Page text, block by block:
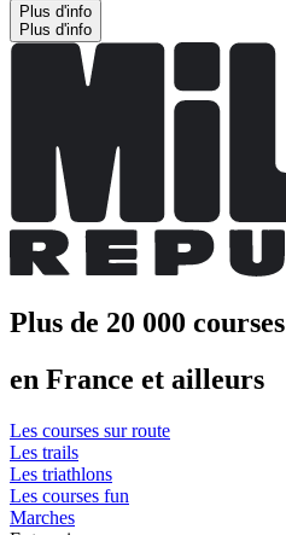
Plus d'info
Plus d'info
Plus de 20 000 courses
en France et ailleurs
Les courses sur route
Les trails
Les triathlons
Les courses fun
Marches